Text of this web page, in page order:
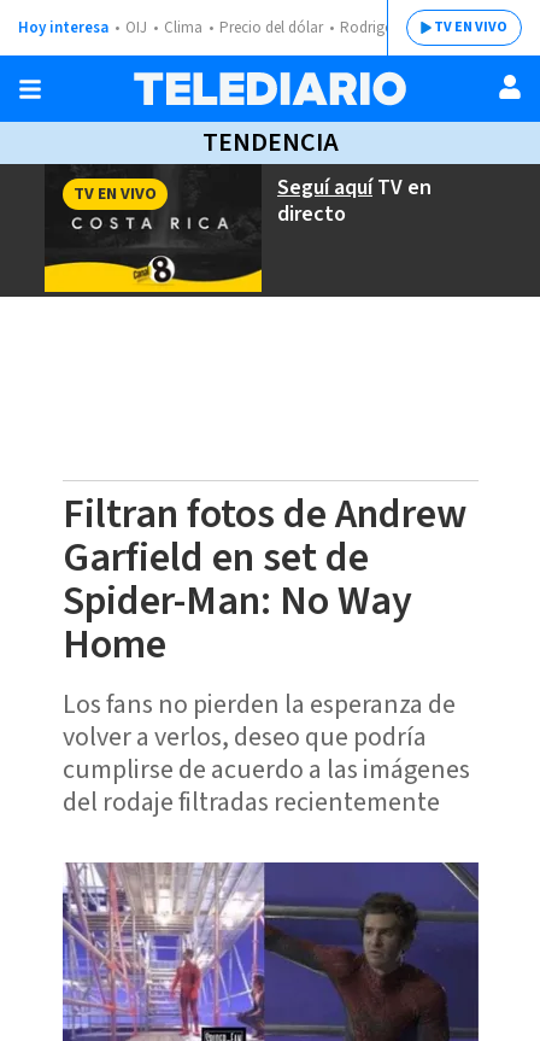
Hoy interesa OIJ Clima Precio del dólar Rodrigo ChavesTV EN VIVO
TENDENCIA
Seguí aquíTV en
directo
TV EN VIVO
Filtran fotos de Andrew
Garfield en set de
Spider-Man: No Way
Home
Los fans no pierden la esperanza de
volver a verlos, deseo que podría
cumplirse de acuerdo a las imágenes
del rodaje filtradas recientemente